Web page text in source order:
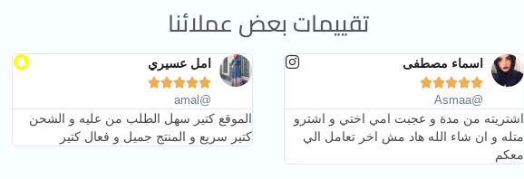
تقييمات بعض عملائنا
اسماء مصطفى





@Asmaa
اشتريته من مدة و عجبت امي اختي و اشترو
متله و ان شاء الله هاد مش اخر تعامل الي
معكم
امل عسيري





@amal
الموقع كتير سهل الطلب من عليه و الشحن
كتير سريع و المنتج جميل و فعال كتير